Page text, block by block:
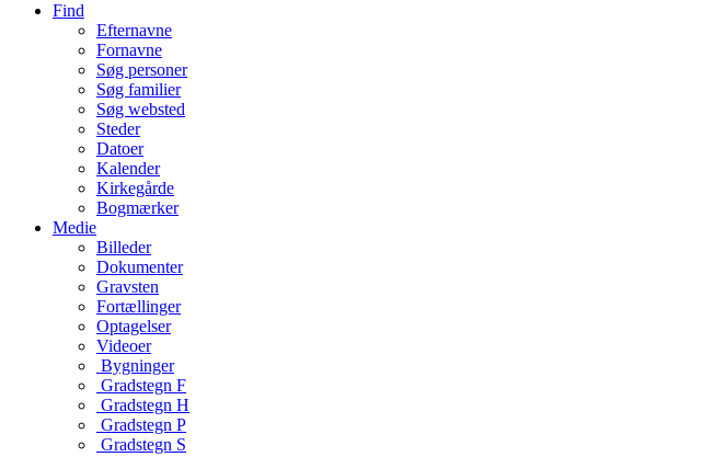
Find
Efternavne
Fornavne
Søg personer
Søg familier
Søg websted
Steder
Datoer
Kalender
Kirkegårde
Bogmærker
Medie
Billeder
Dokumenter
Gravsten
Fortællinger
Optagelser
Videoer
Bygninger
Gradstegn F
Gradstegn H
Gradstegn P
Gradstegn S